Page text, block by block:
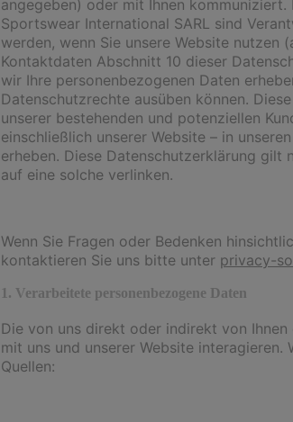
angegeben) oder mit Ihnen
Sportswear International SARL sind
werden, wenn Sie unsere Website nutzen
Kontaktdaten Abschnitt 10 dieser
wir Ihre personenbezogenen Daten
Datenschutzrechte ausüben können.
unserer bestehenden und potenziellen
einschließlich unserer Website – in
erheben. Diese Datenschutzerklärung
auf eine solche verlinken.
Wenn Sie Fragen oder Bedenken
kontaktieren Sie uns bitte unter privacy-
1. Verarbeitete personenbezogene Daten
Die von uns direkt oder indirekt von
mit uns und unserer Website
Quellen: